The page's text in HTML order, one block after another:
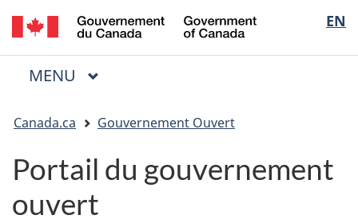
Passer
au
contenu
Passer
à
« Au
Passer
à
la
EN
of
Menu
MENU PRINCIPAL
êtes
ici
Canada.ca Gouvernement Ouvert
Portail du gouvernement
ouvert